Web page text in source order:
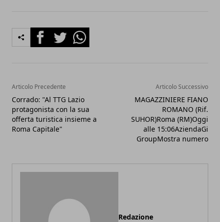
FacebookTwitterWhatsapp
Articolo Precedente
Corrado: "Al TTG Lazio
protagonista con la sua
offerta turistica insieme a
Roma Capitale"
Articolo Successivo
MAGAZZINIERE FIANO
ROMANO (Rif.
SUHOR)Roma (RM)Oggi
alle 15:06AziendaGi
GroupMostra numero
Redazione